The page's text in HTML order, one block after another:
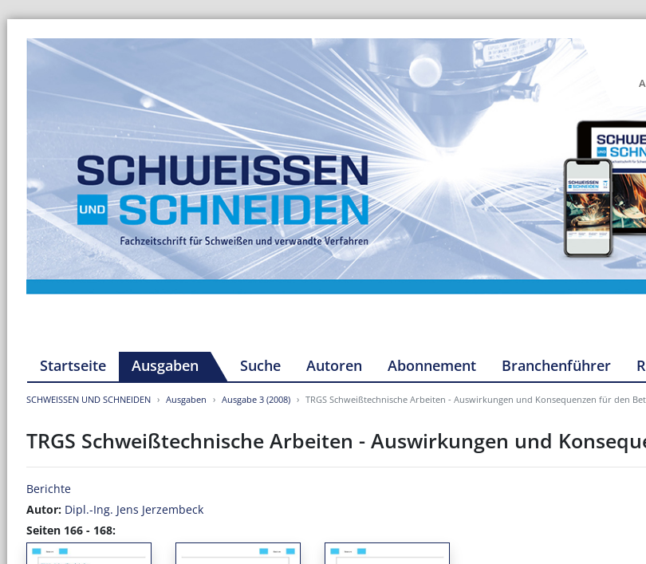
Startseite Ausgaben Suche Autoren Abonnement Branchenführer
SCHWEISSEN UND SCHNEIDEN Ausgaben Ausgabe 3 (2008) TRGS Schweißtechnische Arbeiten - Auswirkungen und Konsequenzen für den
TRGS Schweißtechnische Arbeiten - Auswirkungen und
Berichte
Autor: Dipl.-Ing. Jens Jerzembeck
Seiten 166 - 168: